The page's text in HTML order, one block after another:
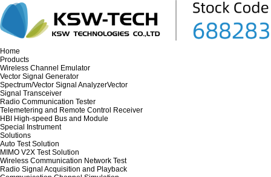
Home
Products
Wireless Channel Emulator
Vector Signal Generator
Spectrum/Vector Signal AnalyzerVector
Signal Transceiver
Radio Communication Tester
Telemetering and Remote Control Receiver
HBI High-speed Bus and Module
Special Instrument
Solutions
Auto Test Solution
MIMO V2X Test Solution
Wireless Communication Network Test
Radio Signal Acquisition and Playback